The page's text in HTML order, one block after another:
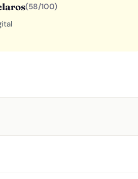
(58/100)